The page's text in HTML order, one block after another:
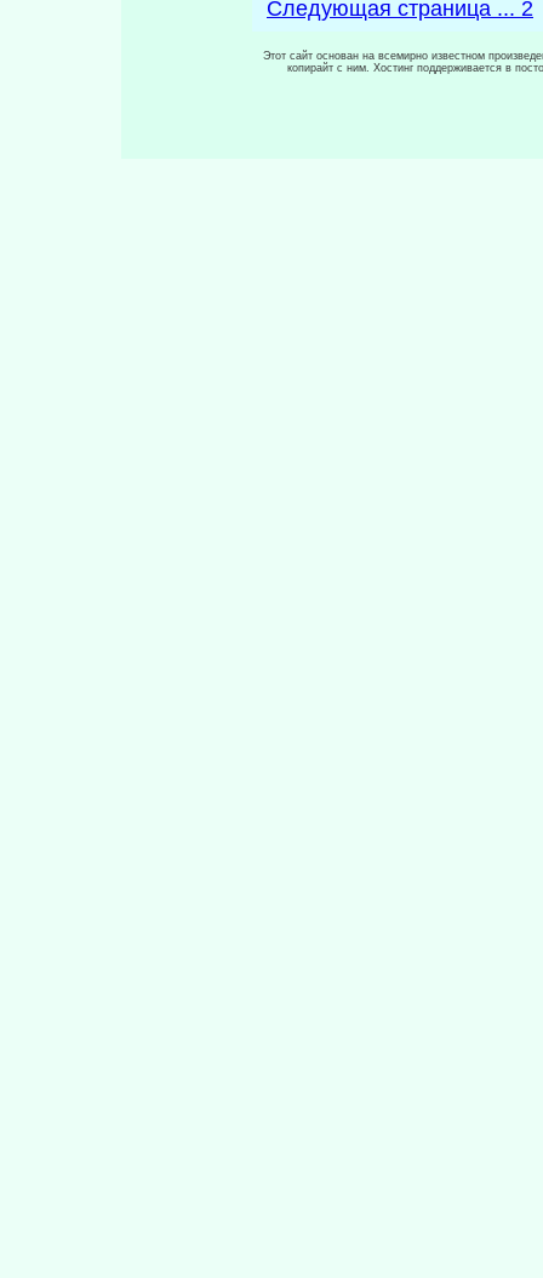
Следующая страница ... 2
Этот сайт основан на всемирно известном
копирайт с ним. Хостинг поддерживается в